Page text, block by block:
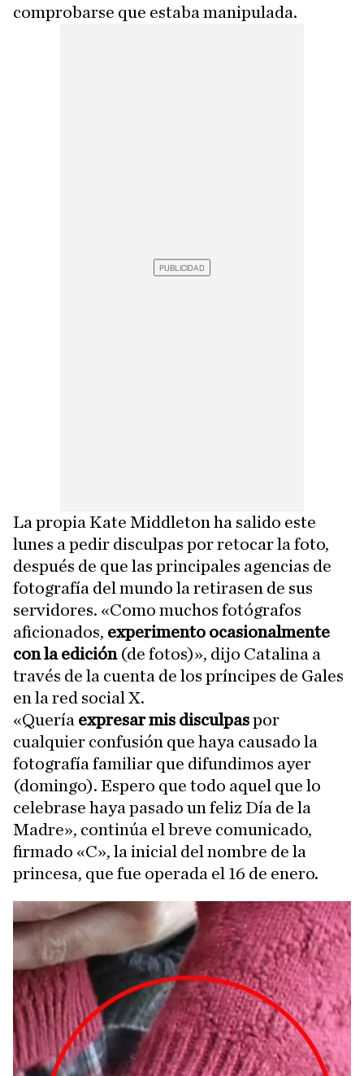
comprobarse que estaba manipulada.
La propia Kate Middleton ha salido este
lunes a pedir disculpas por retocar la foto,
después de que las principales agencias de
fotografía del mundo la retirasen de sus
servidores. «Como muchos fotógrafos
aficionados, experimento ocasionalmente
con la edición(de fotos)», dijo Catalina a
través de la cuenta de los príncipes de Gales
en la red social X.
«Quería expresar mis disculpaspor
cualquier confusión que haya causado la
fotografía familiar que difundimos ayer
(domingo). Espero que todo aquel que lo
celebrase haya pasado un feliz Día de la
Madre», continúa el breve comunicado,
firmado «C», la inicial del nombre de la
princesa, que fue operada el 16 de enero.